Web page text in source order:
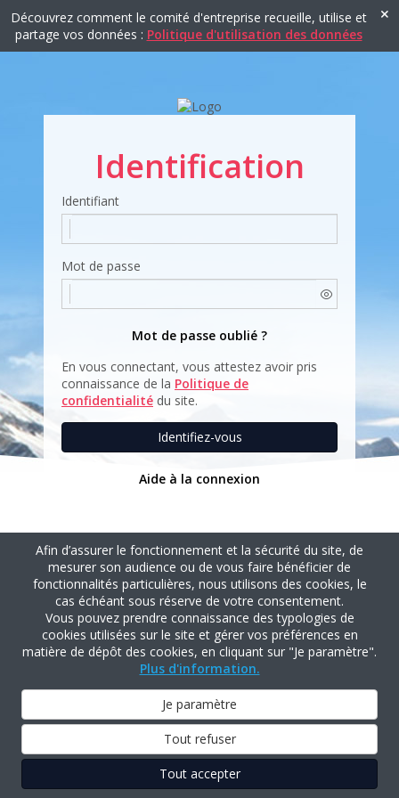
Afin d’assurer le fonctionnement et la sécurité du site, de
mesurer son audience ou de vous faire bénéficier de
fonctionnalités particulières, nous utilisons des cookies, le
cas échéant sous réserve de votre consentement.
Vous pouvez prendre connaissance des typologies de
cookies utilisées sur le site et gérer vos préférences en
matière de dépôt des cookies, en cliquant sur "Je paramètre".
Plus d'information.
Je paramètre
Tout refuser
Tout accepter
Découvrez comment le comité d'entreprise recueille, utilise et
partage vos données : Politique d'utilisation des données
Identification
Identifiant
Mot de passe
Mot de passe oublié ?
En vous connectant, vous attestez avoir pris
connaissance de la Politique de
confidentialité du site.
Identifiez-vous
Aide à la connexion